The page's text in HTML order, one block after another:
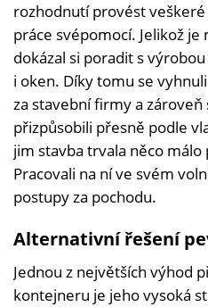
rozhodnutí provést
práce svépomocí. Jelikož
dokázal si poradit s
i oken. Díky tomu se
za stavební firmy a
přizpůsobili přesně podle
jim stavba trvala něco
Pracovali na ní ve svém
postupy za pochodu.
Alternativní řešení
Jednou z největších výhod
kontejneru je jeho vysoká